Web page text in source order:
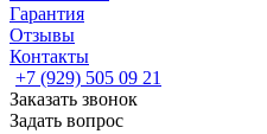
Гарантия
Отзывы
Контакты
+7 (929) 505 09 21
Заказать звонок
Задать вопрос